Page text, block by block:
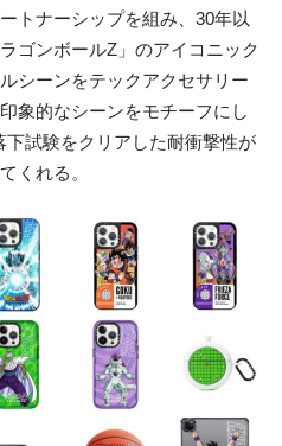
トナーシップを組み、30年以
ゴンボールZ」のアイコニック
シーンをテックアクセサリー
象的なシーンをモチーフにし
試験をクリアした耐衝撃性が
くれる。